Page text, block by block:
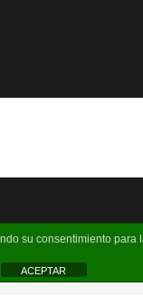
su consentimiento
ACEPTAR